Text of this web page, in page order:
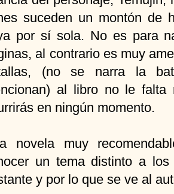
suceden un montón de
por sí sola. No es para
al contrario es muy
(no se narra la
al libro no le
en ningún momento.
novela muy
un tema distinto a
y por lo que se ve al